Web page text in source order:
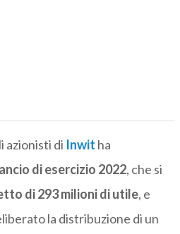
azionisti di Inwit ha
di esercizio 2022, che si
di 293 milioni di utile, e
la distribuzione di un